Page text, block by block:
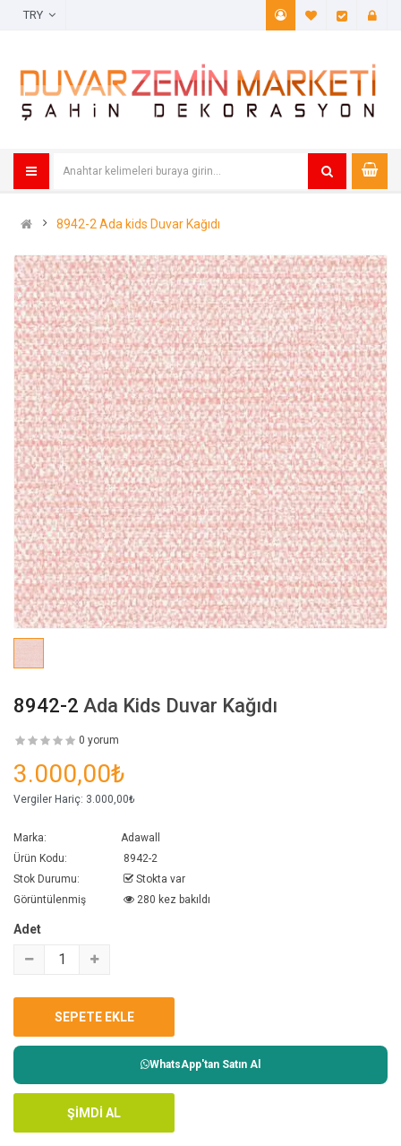
A. Listem
8942-2 Ada kids Duvar Kağıdı
8942-2 Ada Kids Duvar Kağıdı
0 yorum
3.000,00₺
Vergiler Hariç: 3.000,00₺
Marka:
Adawall
Ürün Kodu:
8942-2
Stok Durumu:
Stokta var
Görüntülenmiş
280 kez bakıldı
Adet
WhatsApp'tan Satın Al